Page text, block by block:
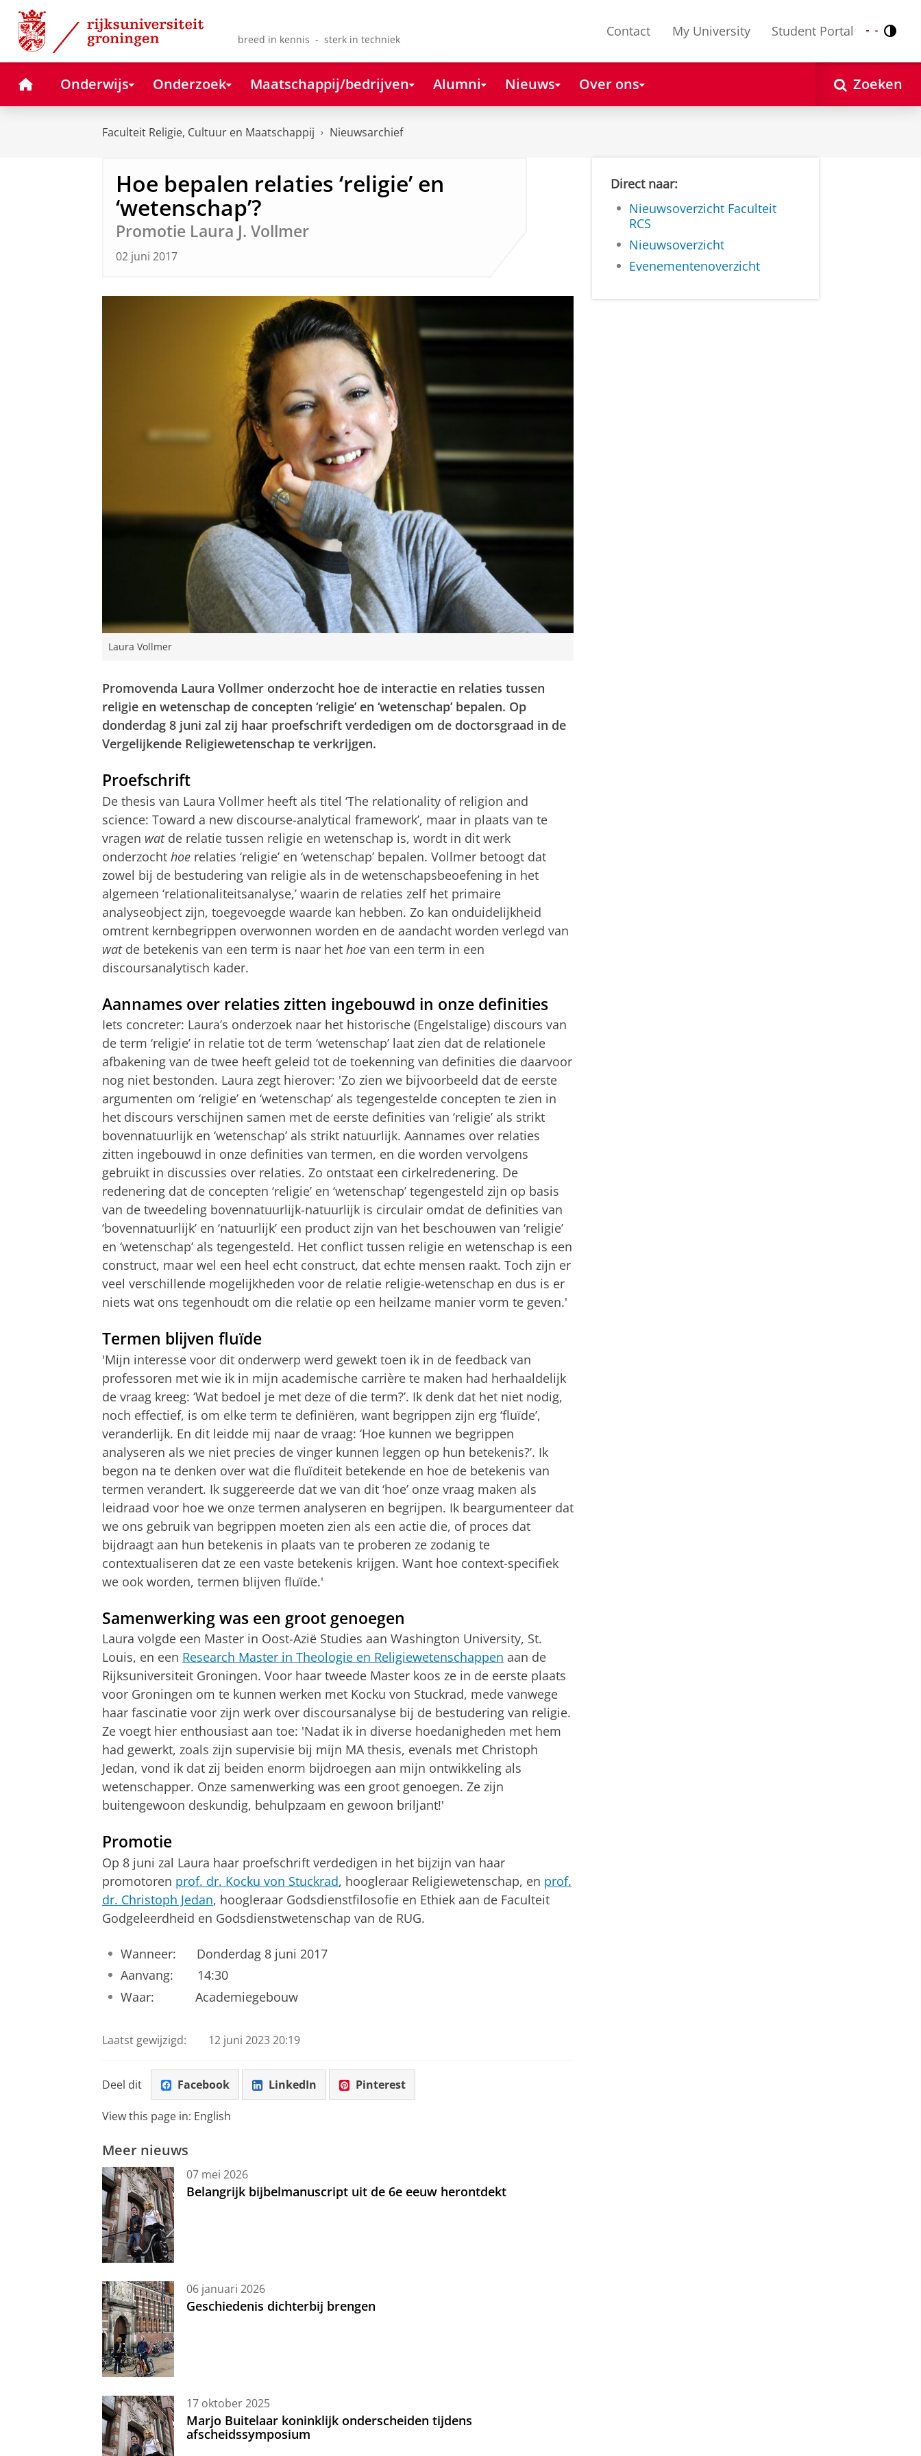
Skip
Content
Skip
Navigation
breed in kennis - sterk in techniek
Contact My University Student Portal Nederlands
English
HomeOnderwijs Onderzoek Maatschappij/bedrijven Alumni Nieuws Over ons Zoeken
Faculteit Religie, Cultuur en Maatschappij Nieuwsarchief
Hoe bepalen relaties ‘religie’ en
‘wetenschap’?
Promotie Laura J. Vollmer
02 juni 2017
Laura Vollmer
Promovenda Laura Vollmer onderzocht hoe de interactie en relaties tussen
religie en wetenschap de concepten ‘religie’ en ‘wetenschap’ bepalen. Op
donderdag 8 juni zal zij haar proefschrift verdedigen om de doctorsgraad in de
Vergelijkende Religiewetenschap te verkrijgen.
Proefschrift
De thesis van Laura Vollmer heeft als titel ‘The relationality of religion and
science: Toward a new discourse-analytical framework’, maar in plaats van te
vragen watde relatie tussen religie en wetenschap is, wordt in dit werk
onderzocht hoe relaties ‘religie’ en ‘wetenschap’ bepalen. Vollmer betoogt dat
zowel bij de bestudering van religie als in de wetenschapsbeoefening in het
algemeen ‘relationaliteitsanalyse,’ waarin de relaties zelf het primaire
analyseobject zijn, toegevoegde waarde kan hebben. Zo kan onduidelijkheid
omtrent kernbegrippen overwonnen worden en de aandacht worden verlegd van
watde betekenis van een term is naar het hoe van een term in een
discoursanalytisch kader.
Aannames over relaties zitten ingebouwd in onze definities
Iets concreter: Laura’s onderzoek naar het historische (Engelstalige) discours van
de term ‘religie’ in relatie tot de term ‘wetenschap’ laat zien dat de relationele
afbakening van de twee heeft geleid tot de toekenning van definities die daarvoor
nog niet bestonden. Laura zegt hierover: 'Zo zien we bijvoorbeeld dat de eerste
argumenten om ‘religie’ en ‘wetenschap’ als tegengestelde concepten te zien in
het discours verschijnen samen met de eerste definities van ‘religie’ als strikt
bovennatuurlijk en ‘wetenschap’ als strikt natuurlijk. Aannames over relaties
zitten ingebouwd in onze definities van termen, en die worden vervolgens
gebruikt in discussies over relaties. Zo ontstaat een cirkelredenering. De
redenering dat de concepten ‘religie’ en ‘wetenschap’ tegengesteld zijn op basis
van de tweedeling bovennatuurlijk-natuurlijk is circulair omdat de definities van
‘bovennatuurlijk’ en ‘natuurlijk’ een product zijn van het beschouwen van ‘religie’
en ‘wetenschap’ als tegengesteld. Het conflict tussen religie en wetenschap is een
construct, maar wel een heel echt construct, dat echte mensen raakt. Toch zijn er
veel verschillende mogelijkheden voor de relatie religie-wetenschap en dus is er
niets wat ons tegenhoudt om die relatie op een heilzame manier vorm te geven.'
Termen blijven fluïde
'Mijn interesse voor dit onderwerp werd gewekt toen ik in de feedback van
professoren met wie ik in mijn academische carrière te maken had herhaaldelijk
de vraag kreeg: ‘Wat bedoel je met deze of die term?’. Ik denk dat het niet nodig,
noch effectief, is om elke term te definiëren, want begrippen zijn erg ‘fluïde’,
veranderlijk. En dit leidde mij naar de vraag: ‘Hoe kunnen we begrippen
analyseren als we niet precies de vinger kunnen leggen op hun betekenis?’. Ik
begon na te denken over wat die fluïditeit betekende en hoe de betekenis van
termen verandert. Ik suggereerde dat we van dit ‘hoe’ onze vraag maken als
leidraad voor hoe we onze termen analyseren en begrijpen. Ik beargumenteer dat
we ons gebruik van begrippen moeten zien als een actie die, of proces dat
bijdraagt aan hun betekenis in plaats van te proberen ze zodanig te
contextualiseren dat ze een vaste betekenis krijgen. Want hoe context-specifiek
we ook worden, termen blijven fluïde.'
Samenwerking was een groot genoegen
Laura volgde een Master in Oost-Azië Studies aan Washington University, St.
Louis, en een Research Master in Theologie en Religiewetenschappen aan de
Rijksuniversiteit Groningen. Voor haar tweede Master koos ze in de eerste plaats
voor Groningen om te kunnen werken met Kocku von Stuckrad, mede vanwege
haar fascinatie voor zijn werk over discoursanalyse bij de bestudering van religie.
Ze voegt hier enthousiast aan toe: 'Nadat ik in diverse hoedanigheden met hem
had gewerkt, zoals zijn supervisie bij mijn MA thesis, evenals met Christoph
Jedan, vond ik dat zij beiden enorm bijdroegen aan mijn ontwikkeling als
wetenschapper. Onze samenwerking was een groot genoegen. Ze zijn
buitengewoon deskundig, behulpzaam en gewoon briljant!'
Promotie
Op 8 juni zal Laura haar proefschrift verdedigen in het bijzijn van haar
promotoren prof. dr. Kocku von Stuckrad, hoogleraar Religiewetenschap, en prof.
dr. Christoph Jedan, hoogleraar Godsdienstfilosofie en Ethiek aan de Faculteit
Godgeleerdheid en Godsdienstwetenschap van de RUG.
Wanneer: Donderdag 8 juni 2017
Aanvang: 14:30
Waar: Academiegebouw
Laatst gewijzigd: 12 juni 2023 20:19
Deel dit Facebook LinkedIn Pinterest
View this page in: English
Meer nieuws
07 mei 2026
Belangrijk bijbelmanuscript uit de 6e eeuw herontdekt
06 januari 2026
Geschiedenis dichterbij brengen
17 oktober 2025
Marjo Buitelaar koninklijk onderscheiden tijdens
afscheidssymposium
Direct naar:
Nieuwsoverzicht Faculteit
RCS
Nieuwsoverzicht
Evenementenoverzicht